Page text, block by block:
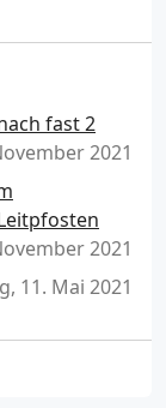
fast 2
2021
2021
11. Mai 2021